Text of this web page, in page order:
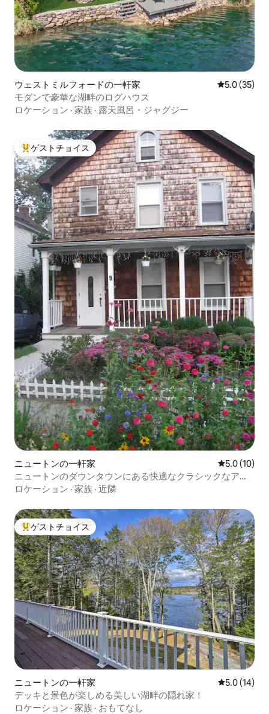
ウェストミルフォードの一軒家 レビュー35
5.0 (35)
モダンで豪華な湖畔のログハウス
ロケーション · 家族 · 露天風呂・ジャグジー
大好評のゲストチョイスです。
ゲストチョイス
ニュートンの一軒家 レビュー10
5.0 (10)
ニュートンのダウンタウンにある快適なクラシックなアパ
ート
ロケーション · 家族 · 近隣
大好評のゲストチョイスです。
ゲストチョイス
ニュートンの一軒家 レビュー14
5.0 (14)
デッキと景色が楽しめる美しい湖畔の隠れ家！
ロケーション · 家族 · おもてなし